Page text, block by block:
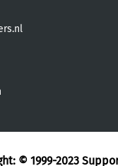
© 1999-2023